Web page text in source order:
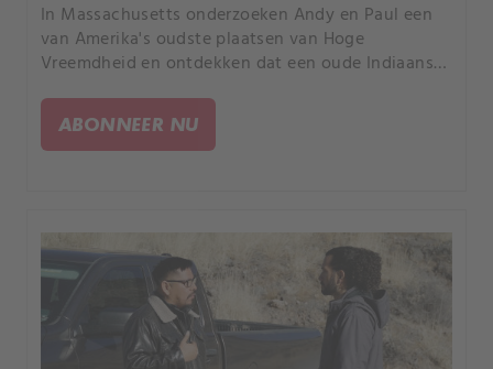
In Massachusetts onderzoeken Andy en Paul een
van Amerika's oudste plaatsen van Hoge
Vreemdheid en ontdekken dat een oude Indiaanse
ABONNEER NU